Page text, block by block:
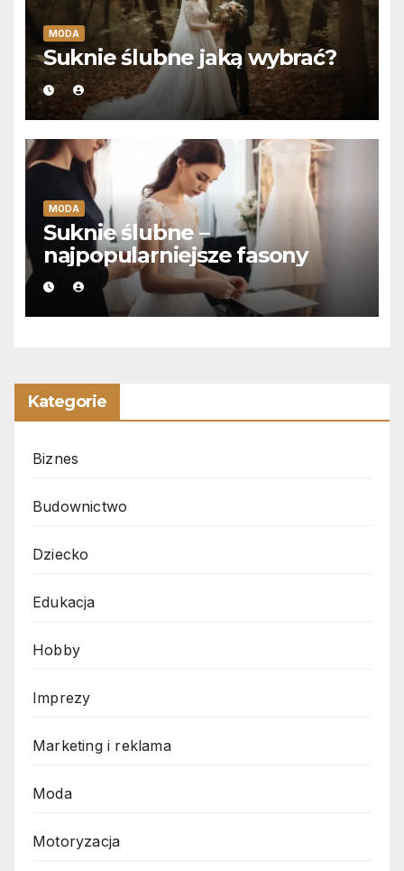
MODA
Suknie ślubne jaką wybrać?
MODA
Suknie ślubne –
najpopularniejsze fasony
Kategorie
Biznes
Budownictwo
Dziecko
Edukacja
Hobby
Imprezy
Marketing i reklama
Moda
Motoryzacja